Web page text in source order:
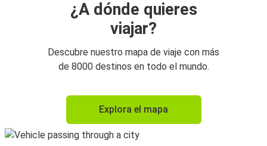
¿A dónde quieres
viajar?
Descubre nuestro mapa de viaje con más
de 8000 destinos en todo el mundo.
Explora el mapa